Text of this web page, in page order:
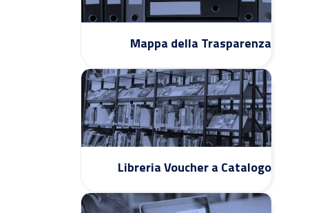
Mappa della Trasparenza
Libreria Voucher a Catalogo